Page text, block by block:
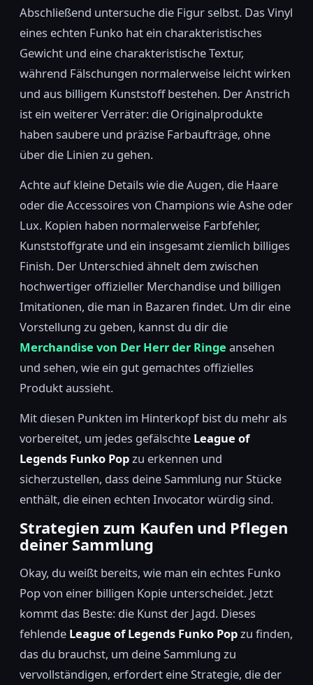
Abschließend untersuche die Figur selbst. Das Vinyl
eines echten Funko hat ein charakteristisches
Gewicht und eine charakteristische Textur,
während Fälschungen normalerweise leicht wirken
und aus billigem Kunststoff bestehen. Der Anstrich
ist ein weiterer Verräter: die Originalprodukte
haben saubere und präzise Farbaufträge, ohne
über die Linien zu gehen.
Achte auf kleine Details wie die Augen, die Haare
oder die Accessoires von Champions wie Ashe oder
Lux. Kopien haben normalerweise Farbfehler,
Kunststoffgrate und ein insgesamt ziemlich billiges
Finish. Der Unterschied ähnelt dem zwischen
hochwertiger offizieller Merchandise und billigen
Imitationen, die man in Bazaren findet. Um dir eine
Vorstellung zu geben, kannst du dir die
Merchandise von Der Herr der Ringe ansehen
und sehen, wie ein gut gemachtes offizielles
Produkt aussieht.
Mit diesen Punkten im Hinterkopf bist du mehr als
vorbereitet, um jedes gefälschte League of
Legends Funko Popzu erkennen und
sicherzustellen, dass deine Sammlung nur Stücke
enthält, die einen echten Invocator würdig sind.
Strategien zum Kaufen und Pflegen
deiner Sammlung
Okay, du weißt bereits, wie man ein echtes Funko
Pop von einer billigen Kopie unterscheidet. Jetzt
kommt das Beste: die Kunst der Jagd. Dieses
fehlende League of Legends Funko Popzu finden,
das du brauchst, um deine Sammlung zu
vervollständigen, erfordert eine Strategie, die der